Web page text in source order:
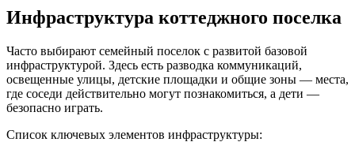
Инфраструктура коттеджного поселка
Часто выбирают семейный поселок с развитой базовой
инфраструктурой. Здесь есть разводка коммуникаций,
освещенные улицы, детские площадки и общие зоны — места,
где соседи действительно могут познакомиться, а дети —
безопасно играть.
Список ключевых элементов инфраструктуры: